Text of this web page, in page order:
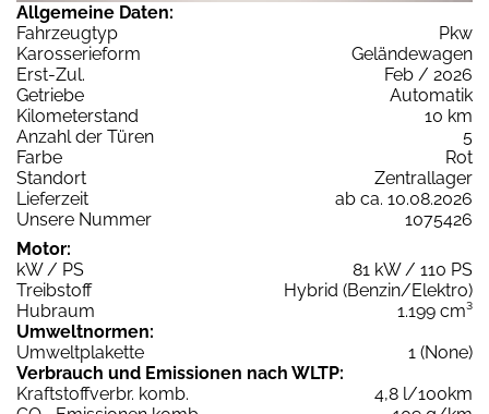
Allgemeine Daten:
Fahrzeugtyp
Pkw
Karosserieform
Geländewagen
Erst-Zul.
Feb / 2026
Getriebe
Automatik
Kilometerstand
10 km
Anzahl der Türen
5
Farbe
Rot
Standort
Zentrallager
Lieferzeit
ab ca. 10.08.2026
Unsere Nummer
1075426
Motor:
kW / PS
81 kW / 110 PS
Treibstoff
Hybrid (Benzin/Elektro)
Hubraum
1.199 cm³
Umweltnormen:
Umweltplakette
1 (None)
Verbrauch und Emissionen nach WLTP:
Kraftstoffverbr. komb.
4,8 l/100km